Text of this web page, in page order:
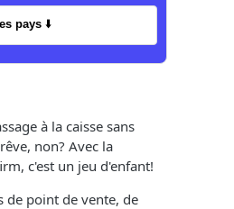
pays ⬇️
à la caisse sans
non? Avec la
c'est un jeu d'enfant!
de point de vente, de